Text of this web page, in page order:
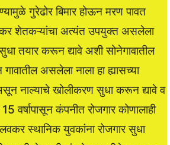
गुरेढोर बिमार होऊन मरण पावत
शेतकऱ्यांचा अत्यंत उपयुक्त असलेला
तयार करून द्यावे अशी सोनेगावातील
असलेला नाला हा ह्यासच्या
नाल्याचे खोलीकरण सुधा करून द्यावे व
वर्षापासून कंपनीत रोजगार कोणालाही
स्थानिक युवकांना रोजगार सुधा